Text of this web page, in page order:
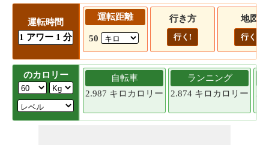
運転時間
1 アワー 1 分
運転距離
50
行き方
行く!
地図
行く!
のカロリー
自転車
2.987 キロカロリー
ランニング
2.874 キロカロリー